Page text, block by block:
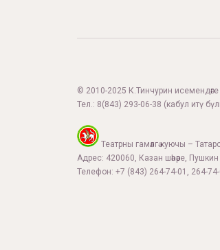
© 2010-2025 К.Тинчурин исемендәге
Тел.: 8(843) 293-06-38 (кабул итү
Театрны гамәлгә куючы –
Адрес: 420060, Казан шәһәре,
Телефон: +7 (843) 264-74-01, 264-